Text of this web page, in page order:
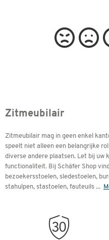
Zitmeubilair
Zitmeubilair mag in geen enkel
speelt niet alleen een belangrijke
diverse andere plaatsen. Let bij uw
functionaliteit. Bij Schäfer Shop
bezoekersstoelen, sledestoelen,
stahulpen, stastoelen, fauteuils ...